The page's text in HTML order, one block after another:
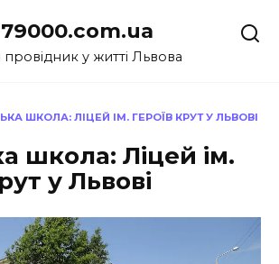
79000.com.ua
у житті Львова
ШКОЛА: ЛІЦЕЙ ІМ. ГЕРОЇВ КРУТ У ЛЬВОВІ
школа: Ліцей ім.
у Львові